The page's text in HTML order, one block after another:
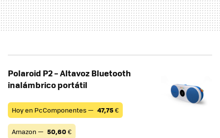
Polaroid P2 – Altavoz Bluetooth
inalámbrico portátil
Hoy en PcComponentes — 47,75€
Amazon — 50,60€